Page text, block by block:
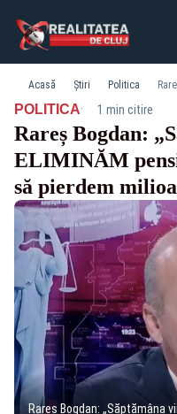
Acasă Știri Politica
POLITICA· 1 min citire
Rareș Bogdan:
ELIMINĂM
să pierdem
Rareș Bogdan: „Săptămâna